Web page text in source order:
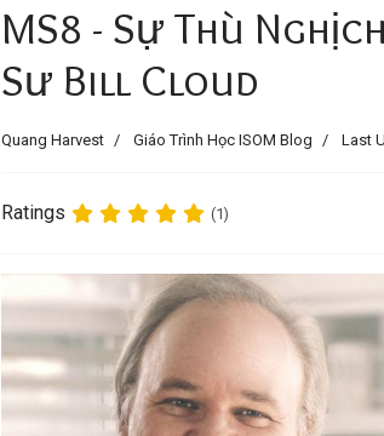
MS8 - Sự Thù
Sư Bill Cloud
Quang Harvest Giáo Trình Học ISOM Blog Last
Ratings (1)